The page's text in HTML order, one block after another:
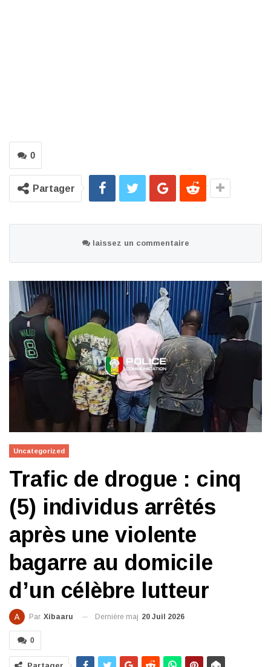
0
Partager
laissez un commentaire
Uncategorized
Trafic de drogue : cinq
(5) individus arrêtés
après une violente
bagarre au domicile
d’un célèbre lutteur
Par Xibaaru Dernière maj 20 Juil 2026
0